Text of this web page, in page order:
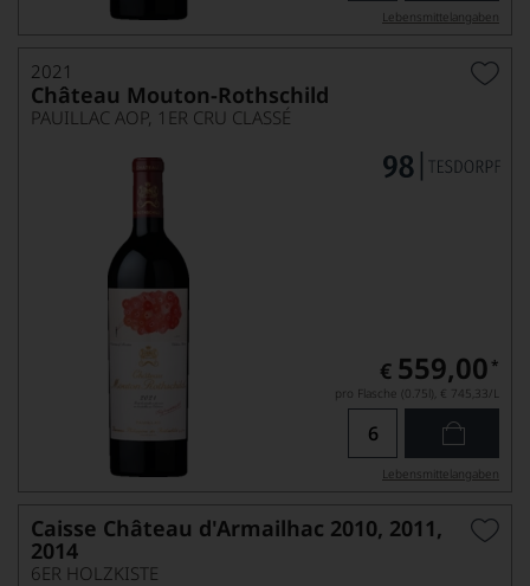
Lebensmittel­angaben
2021
Château Mouton-Rothschild
PAUILLAC AOP, 1ER CRU CLASSÉ
€ 559,00 *
pro Flasche (0.75l), € 745,33/L
Lebensmittel­angaben
Caisse Château d'Armailhac 2010, 2011,
2014
6ER HOLZKISTE